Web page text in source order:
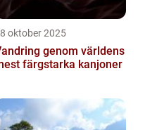
oktober 2025
genom världens
färgstarka kanjoner